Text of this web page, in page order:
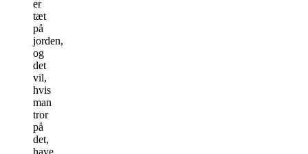
er
tæt
på
jorden,
og
det
vil,
hvis
man
tror
på
det,
have